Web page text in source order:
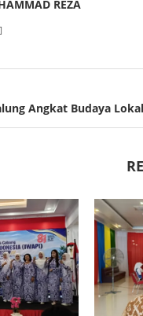
REZA
Angkat Budaya Lokal